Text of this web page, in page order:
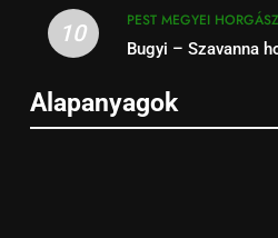
10
PEST MEGYEI
Bugyi – Szavanna
Alapanyagok